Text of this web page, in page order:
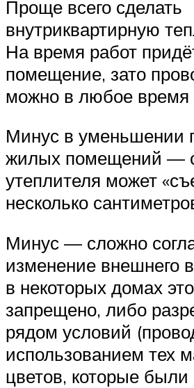
Проще всего сделать
внутриквартирную
На время работ
помещение, зато
можно в любое время
Минус в уменьшении
жилых помещений —
утеплителя может
несколько
Минус — сложно
изменение внешнего
в некоторых домах
запрещено, либо
рядом условий
использованием тех
цветов, которые были